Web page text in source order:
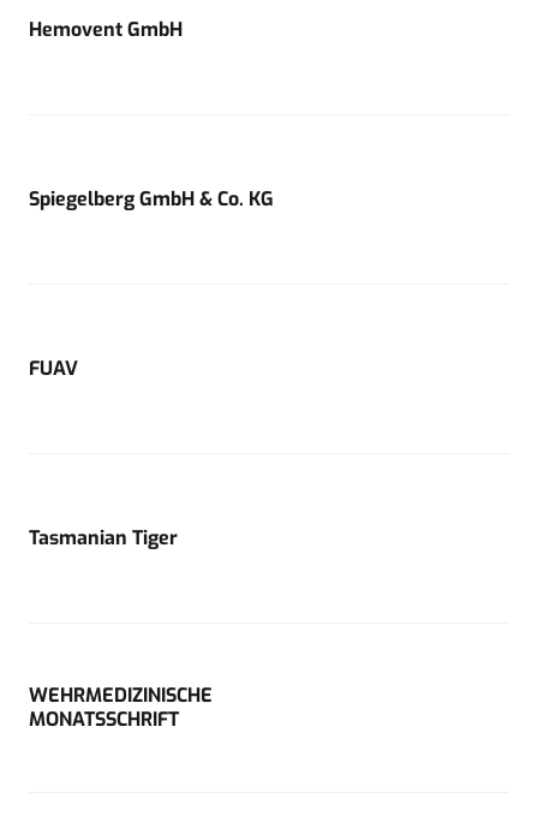
Hemovent GmbH
Spiegelberg GmbH & Co. KG
FUAV
Tasmanian Tiger
WEHRMEDIZINISCHE
MONATSSCHRIFT